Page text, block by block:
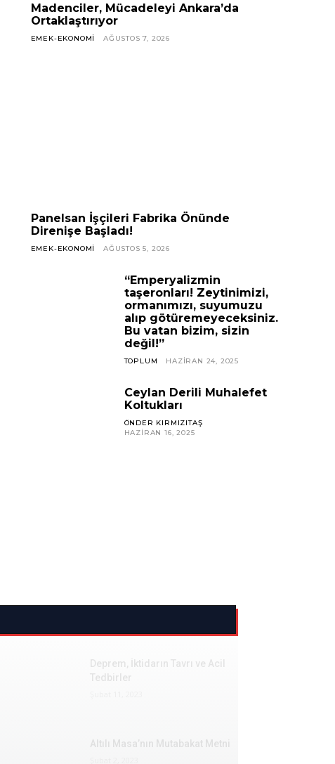
Madenciler, Mücadeleyi Ankara’da
Ortaklaştırıyor
EMEK-EKONOMI AĞUSTOS 7, 2026
Panelsan İşçileri Fabrika Önünde
Direnişe Başladı!
EMEK-EKONOMI AĞUSTOS 5, 2026
“Emperyalizmin
taşeronları! Zeytinimizi,
ormanımızı, suyumuzu
alıp götüremeyeceksiniz.
Bu vatan bizim, sizin
değil!”
TOPLUM HAZIRAN 24, 2025
Ceylan Derili Muhalefet
Koltukları
ÖNDER KIRMIZITAŞ
HAZIRAN 16, 2025
Deprem, İktidarın Tavrı ve Acil
Tedbirler
Altılı Masa’nın Mutabakat Metni